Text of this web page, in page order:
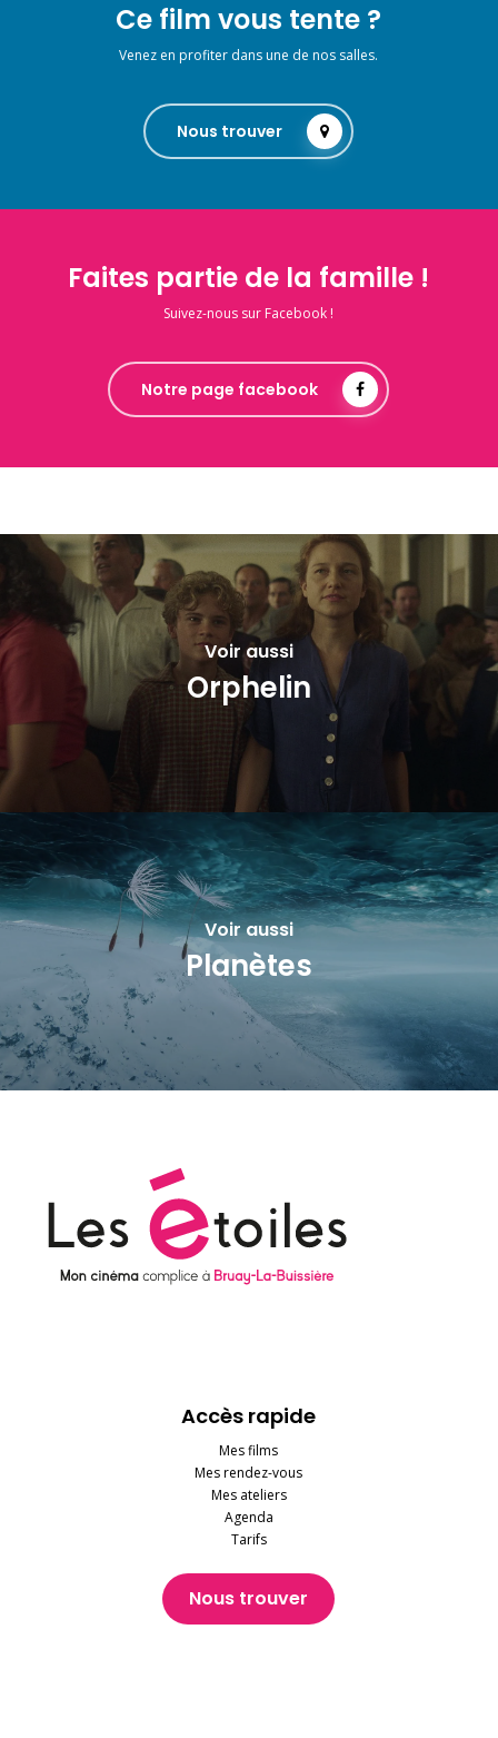
Ce film vous tente ?
Venez en profiter dans une de nos salles.
Nous trouver
Faites partie de la famille !
Suivez-nous sur Facebook !
Notre page facebook
Voir aussi
Orphelin
Voir aussi
Planètes
Accès rapide
Mes films
Mes rendez-vous
Mes ateliers
Agenda
Tarifs
Nous trouver